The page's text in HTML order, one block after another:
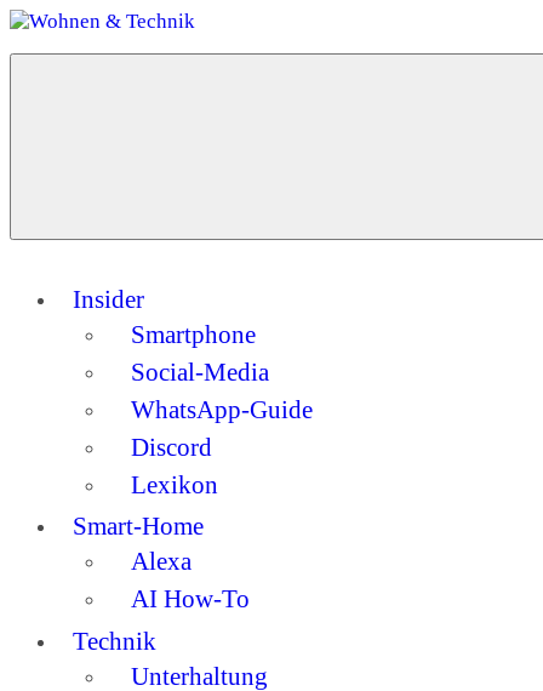
Zum
Insider
Smartphone
Social-Media
WhatsApp-Guide
Discord
Lexikon
Smart-Home
Alexa
AI How-To
Technik
Unterhaltung